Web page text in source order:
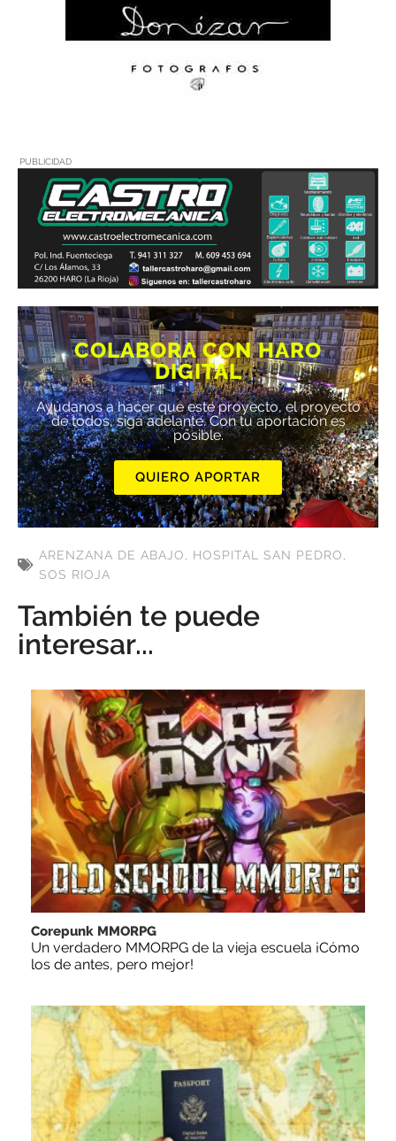
PUBLICIDAD
COLABORA CON HARO
DIGITAL
Ayúdanos a hacer que este proyecto, el proyecto
de todos, siga adelante. Con tu aportación es
posible.
QUIERO APORTAR
ARENZANA DE ABAJO, HOSPITAL SAN PEDRO,
SOS RIOJA
También te puede
interesar...
Corepunk MMORPG
Un verdadero MMORPG de la vieja escuela ¡Cómo
los de antes, pero mejor!